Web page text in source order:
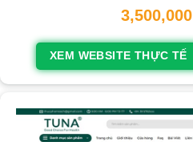
3,500,000
XEM WEBSITE THỰC TẾ